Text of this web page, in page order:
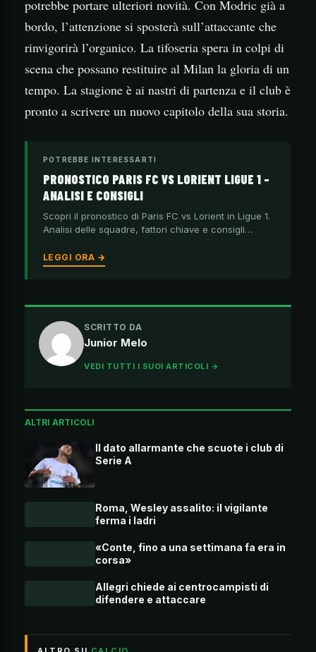
potrebbe portare ulteriori novità. Con Modric già a
bordo, l’attenzione si sposterà sull’attaccante che
rinvigorirà l’organico. La tifoseria spera in colpi di
scena che possano restituire al Milan la gloria di un
tempo. La stagione è ai nastri di partenza e il club è
pronto a scrivere un nuovo capitolo della sua storia.
POTREBBE INTERESSARTI
PRONOSTICO PARIS FC VS LORIENT LIGUE 1 –
ANALISI E CONSIGLI
Scopri il pronostico di Paris FC vs Lorient in Ligue 1.
Analisi delle squadre, fattori chiave e consigli…
LEGGI ORA →
SCRITTO DA
Junior Melo
VEDI TUTTI I SUOI ARTICOLI →
ALTRI ARTICOLI
Il dato allarmante che scuote i club di
Serie A
Roma, Wesley assalito: il vigilante
ferma i ladri
«Conte, fino a una settimana fa era in
corsa»
Allegri chiede ai centrocampisti di
difendere e attaccare